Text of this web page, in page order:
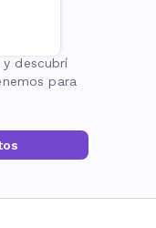
descubrí
para